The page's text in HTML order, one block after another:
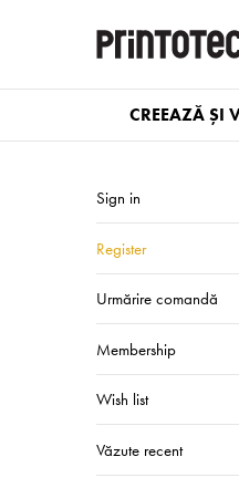
CREEAZĂ ȘI
Sign in
Register
Urmărire comandă
Membership
Wish list
Văzute recent